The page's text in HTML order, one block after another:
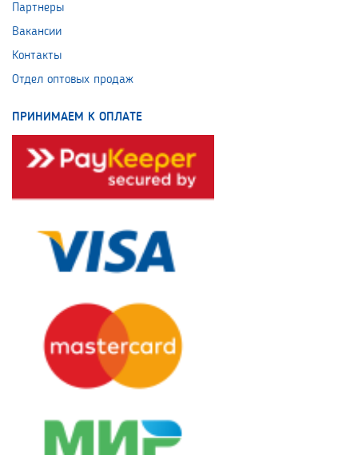
Партнеры
Вакансии
Контакты
Отдел оптовых продаж
ПРИНИМАЕМ К ОПЛАТЕ